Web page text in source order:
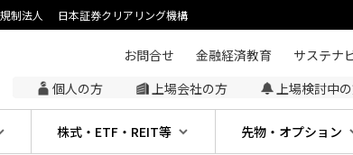
制法人 日本証券クリアリング機構
株式・ETF・REIT等 先物・オプション
個人の方 上場会社の方 上場検討中
お問合せ 金融経済教育 サステナ